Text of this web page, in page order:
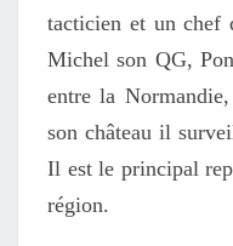
tacticien et un
Michel son QG,
entre la
son château il
Il est le principal
région.